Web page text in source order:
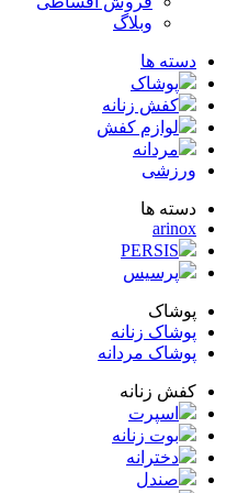
ها
پوشاک
کفش زنانه
لوازم کفش
مردانه
ها
PERSIS
پرسیس
زنانه
مردانه
زنانه
اسپرت
بوت زنانه
دخترانه
صندل